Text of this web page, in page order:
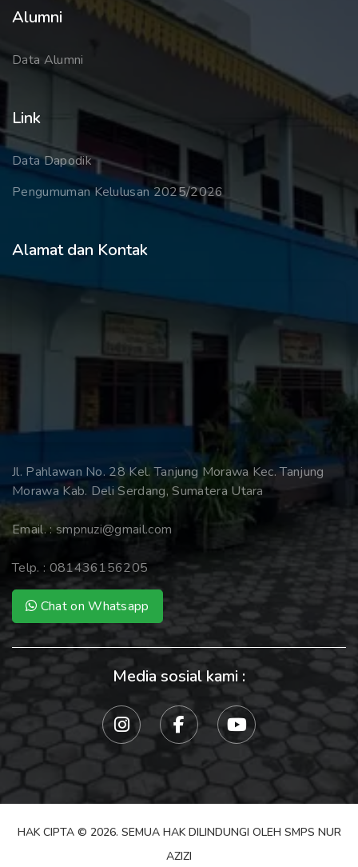
Alumni
Data Alumni
Link
Data Dapodik
Pengumuman Kelulusan 2025/2026
Alamat dan Kontak
Jl. Pahlawan No. 28 Kel. Tanjung Morawa Kec. Tanjung
Morawa Kab. Deli Serdang, Sumatera Utara
Email. :smpnuzi@gmail.com
Telp. : 081436156205
Chat on Whatsapp
Media sosial kami :
HAK CIPTA © 2026. SEMUA HAK DILINDUNGI OLEH SMPS NUR
AZIZI